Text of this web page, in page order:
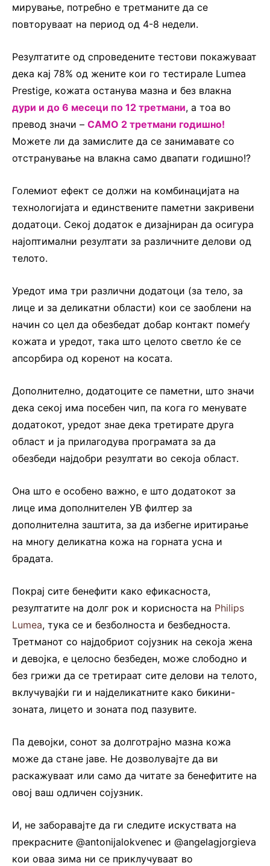
мирување, потребно е третманите да се
повторуваат на период од 4-8 недели.
Резултатите од спроведените тестови покажуваат
дека кај 78% од жените кои го тестирале Lumea
Prestige, кожата останува мазна и без влакна
дури и до 6 месеци по 12 третмани, а тоа во
превод значи – САМО 2 третмани годишно!
Можете ли да замислите да се занимавате со
отстранување на влакна само двапати годишно!?
Големиот ефект се должи на комбинацијата на
технологијата и единствените паметни закривени
додатоци. Секој додаток е дизајниран да осигура
најоптимални резултати за различните делови од
телото.
Уредот има три различни додатоци (за тело, за
лице и за деликатни области) кои се заоблени на
начин со цел да обезбедат добар контакт помеѓу
кожата и уредот, така што целото светло ќе се
апсорбира од коренот на косата.
Дополнително, додатоците се паметни, што значи
дека секој има посебен чип, па кога го менувате
додатокот, уредот знае дека третирате друга
област и ја прилагодува програмата за да
обезбеди најдобри резултати во секоја област.
Она што е особено важно, е што додатокот за
лице има дополнителен УВ филтер за
дополнителна заштита, за да избегне иритирање
на многу деликатна кожа на горната усна и
брадата.
Покрај сите бенефити како ефикасноста,
резултатите на долг рок и корисноста на Philips
Lumea, тука се и безболноста и безбедноста.
Третманот со најдобриот сојузник на секоја жена
и девојка, е целосно безбеден, може слободно и
без грижи да се третираат сите делови на телото,
вклучувајќи ги и најделикатните како бикини-
зоната, лицето и зоната под пазувите.
Па девојки, сонот за долготрајно мазна кожа
може да стане јаве. Не дозволувајте да ви
раскажуваат или само да читате за бенефитите на
овој ваш одличен сојузник.
И, не заборавајте да ги следите искуствата на
прекрасните @antonijalokvenec и @angelagjorgieva
кои оваа зима ни се приклучуваат во